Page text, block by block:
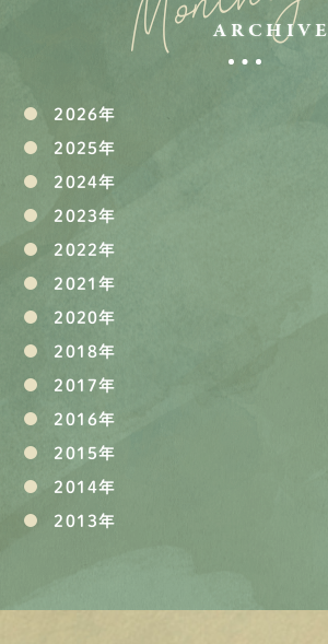
ARCHIVE
2026年
2025年
2024年
2023年
2022年
2021年
2020年
2018年
2017年
2016年
2015年
2014年
2013年